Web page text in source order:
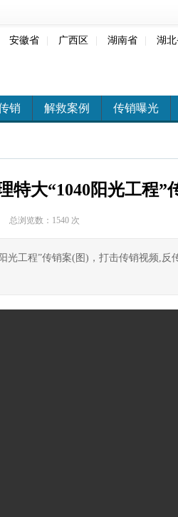
安徽省 广西区 湖南省 湖
销 解救案例 传销曝光
特大“1040阳光工程”
总浏览数： 1540 次
光工程”传销案(图)，打击传销视频,反